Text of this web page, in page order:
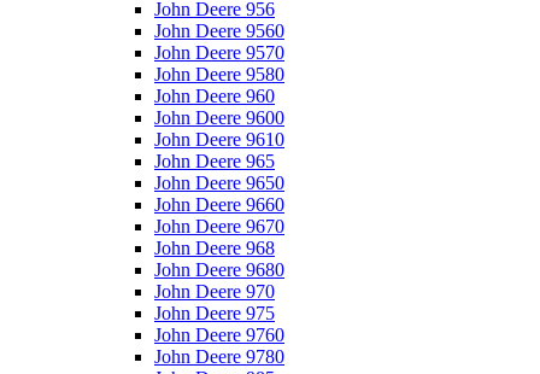
John Deere 956
John Deere 9560
John Deere 9570
John Deere 9580
John Deere 960
John Deere 9600
John Deere 9610
John Deere 965
John Deere 9650
John Deere 9660
John Deere 9670
John Deere 968
John Deere 9680
John Deere 970
John Deere 975
John Deere 9760
John Deere 9780